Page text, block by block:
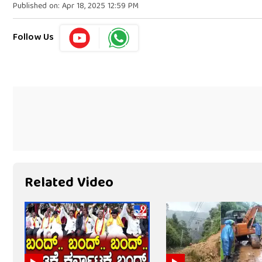
Published on: Apr 18, 2025 12:59 PM
Follow Us
Related Video